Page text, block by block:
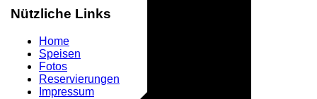
Nützliche Links
Home
Speisen
Fotos
Reservierungen
Impressum